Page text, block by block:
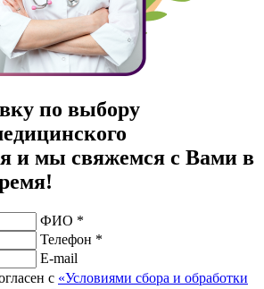
по выбору
и мы свяжемся с Вами в
ФИО *
Телефон *
E-mail
с «Условиями сбора и обработки